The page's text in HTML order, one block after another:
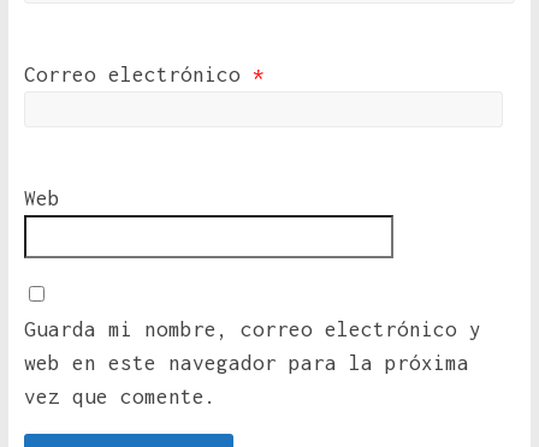
Correo electrónico *
Web
Guarda mi nombre, correo electrónico y
web en este navegador para la próxima
vez que comente.